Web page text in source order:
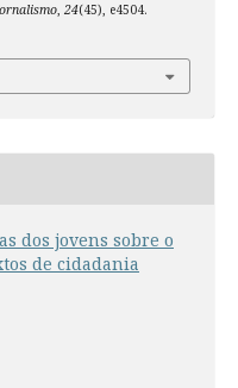
, 24(45), e4504.
dos jovens sobre o
de cidadania